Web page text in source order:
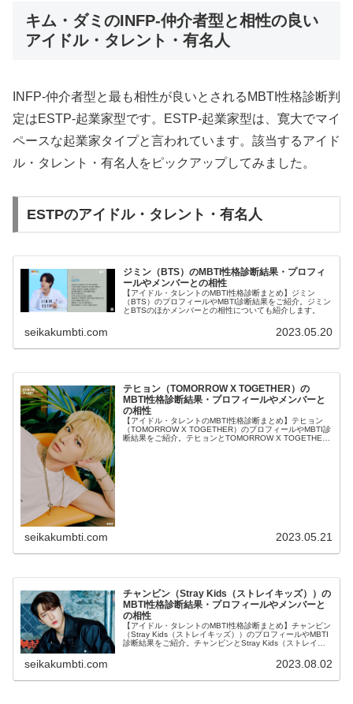
キム・ダミのINFP-仲介者型と相性の良い
アイドル・タレント・有名人
INFP-仲介者型と最も相性が良いとされるMBTI性格診断判
定はESTP-起業家型です。ESTP-起業家型は、寛大でマイ
ペースな起業家タイプと言われています。該当するアイド
ル・タレント・有名人をピックアップしてみました。
ESTPのアイドル・タレント・有名人
ジミン（BTS）のMBTI性格診断結果・プロフィ
ールやメンバーとの相性
【アイドル・タレントのMBTI性格診断まとめ】ジミン
（BTS）のプロフィールやMBTI診断結果をご紹介。ジミン
とBTSのほかメンバーとの相性についても紹介します。
seikakumbti.com 2023.05.20
テヒョン（TOMORROW X TOGETHER）の
MBTI性格診断結果・プロフィールやメンバーと
の相性
【アイドル・タレントのMBTI性格診断まとめ】テヒョン
（TOMORROW X TOGETHER）のプロフィールやMBTI診
断結果をご紹介。テヒョンとTOMORROW X TOGETHER
seikakumbti.com 2023.05.21
チャンビン（Stray Kids（ストレイキッズ））の
MBTI性格診断結果・プロフィールやメンバーと
の相性
【アイドル・タレントのMBTI性格診断まとめ】チャンビン
（Stray Kids（ストレイキッズ））のプロフィールやMBTI
診断結果をご紹介。チャンビンとStray Kids（ストレイキ
seikakumbti.com 2023.08.02